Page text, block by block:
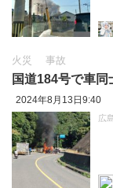
火災 事故
国道184号で車
2024年8月13日9:40
広